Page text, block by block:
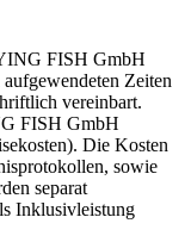
FISH GmbH
Zeiten
vereinbart.
FISH GmbH
Die Kosten
sowie
separat
Inklusivleistung